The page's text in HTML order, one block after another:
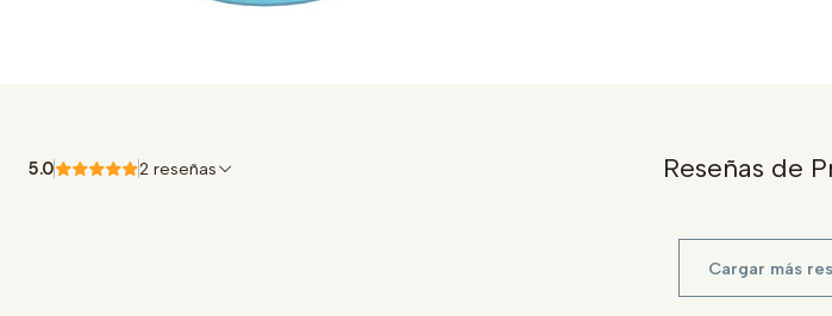
Reseñas de
5.0 2 reseñas
Cargar más